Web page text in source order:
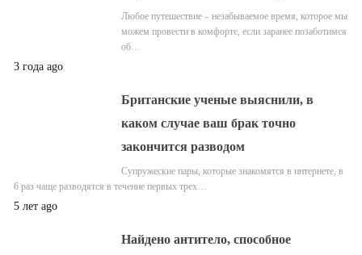
Любое путешествие – незабываемое время, которое мы
можем провести в комфорте, если заранее позаботимся
об…
3 года ago
Британские ученые выяснили, в
каком случае ваш брак точно
закончится разводом
Супружеские пары, которые знакомятся в интернете, в
6 раз чаще разводятся в течение первых трех…
5 лет ago
Найдено антитело, способное